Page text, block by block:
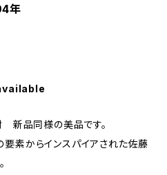
年
新品同様の美品です。
要素からインスパイアされた佐藤